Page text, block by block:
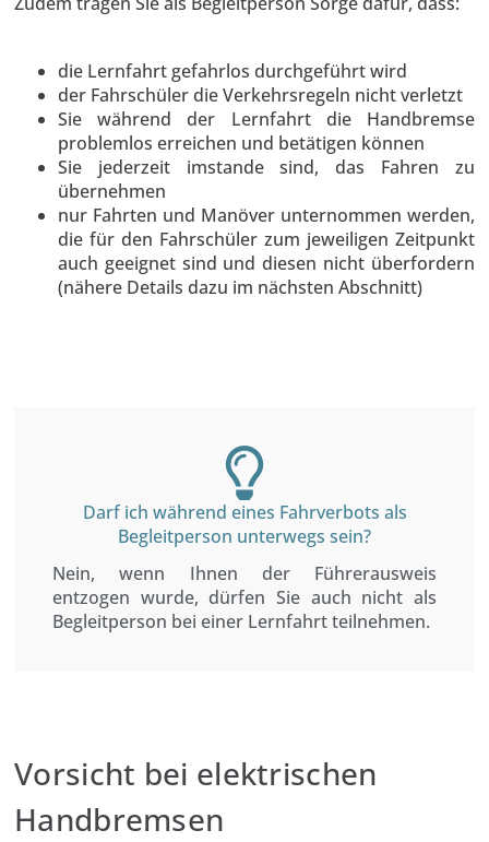
die Lernfahrt gefahrlos durchgeführt wird
der Fahrschüler die Verkehrsregeln nicht verletzt
Sie während der Lernfahrt die Handbremse
problemlos erreichen und betätigen können
Sie jederzeit imstande sind, das Fahren zu
übernehmen
nur Fahrten und Manöver unternommen werden,
die für den Fahrschüler zum jeweiligen Zeitpunkt
auch geeignet sind und diesen nicht überfordern
(nähere Details dazu im nächsten Abschnitt)
Darf ich während eines Fahrverbots als
Begleitperson unterwegs sein?
Nein, wenn Ihnen der Führerausweis
entzogen wurde, dürfen Sie auch nicht als
Begleitperson bei einer Lernfahrt teilnehmen.
Vorsicht bei elektrischen
Handbremsen